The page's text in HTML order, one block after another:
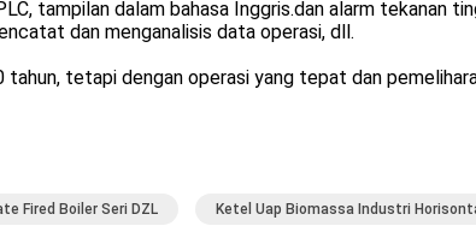
tampilan dalam bahasa Inggris.dan alarm tekanan
dan menganalisis data operasi, dll.
tahun, tetapi dengan operasi yang tepat dan
Fired Boiler Seri DZL Ketel Uap Biomassa Industri